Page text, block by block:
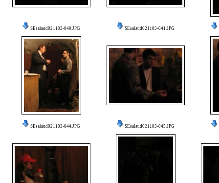
SEsalaud021103-040.JPG SEsalaud021103-041.JPG
SEsalaud021103-044.JPG SEsalaud021103-045.JPG